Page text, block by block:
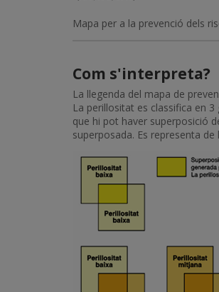
Mapa per a la prevenció dels
Com s'interpreta?
La llegenda del mapa de
La perillositat es classifica en
que hi pot haver superposició
superposada. Es representa